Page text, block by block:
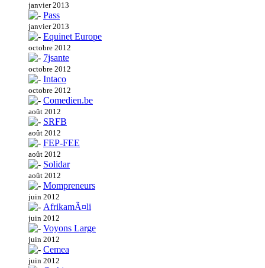
janvier 2013
Pass
janvier 2013
Equinet Europe
octobre 2012
7jsante
octobre 2012
Intaco
octobre 2012
Comedien.be
août 2012
SRFB
août 2012
FEP-FEE
août 2012
Solidar
août 2012
Mompreneurs
juin 2012
AfrikamÃ¤li
juin 2012
Voyons Large
juin 2012
Cemea
juin 2012